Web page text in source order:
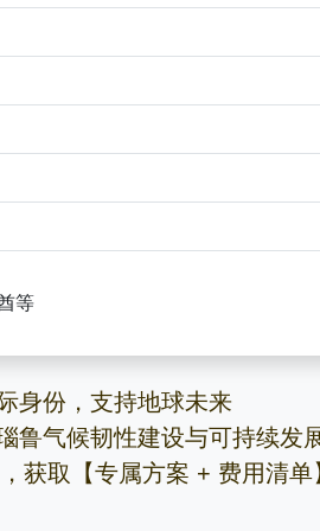
等
身份，支持地球未来
鲁气候韧性建设与可持续发
获取【专属方案 + 费用清单